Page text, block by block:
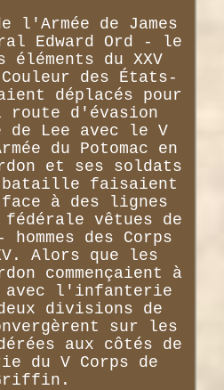
l'Armée de James
Edward Ord - le
éléments du XXV
des États-
déplacés pour
route d'évasion
de Lee avec le V
du Potomac en
et ses soldats
bataille faisaient
face à des lignes
vêtues de
des Corps
Alors que les
commençaient à
l'infanterie
divisions de
sur les
aux côtés de
du V Corps de